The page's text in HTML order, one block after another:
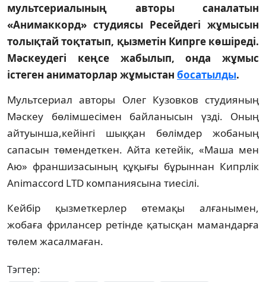
мультсериалының авторы саналатын
«Анимаккорд» студиясы Ресейдегі жұмысын
толықтай тоқтатып, қызметін Кипрге көшіреді.
Мәскеудегі кеңсе жабылып, онда жұмыс
істеген аниматорлар жұмыстан босатылды.
Мультсериал авторы Олег Кузовков студияның
Мәскеу бөлімшесімен байланысын үзді. Оның
айтуынша,кейінгі шыққан бөлімдер жобаның
сапасын төмендеткен. Айта кетейік, «Маша мен
Аю» франшизасының құқығы бұрыннан Кипрлік
Animaccord LTD компаниясына тиесілі.
Кейбір қызметкерлер өтемақы алғанымен,
жобаға фрилансер ретінде қатысқан мамандарға
төлем жасалмаған.
Тэгтер: